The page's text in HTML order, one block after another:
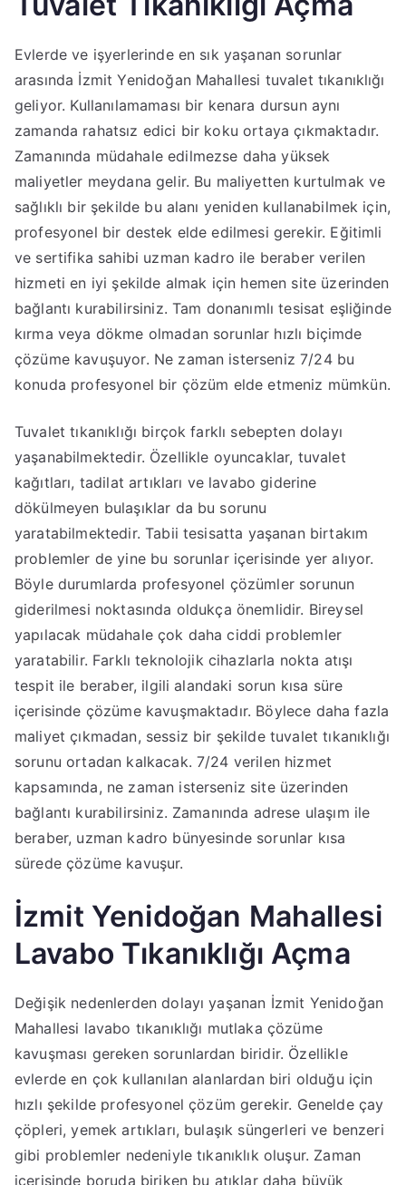
Evlerde ve işyerlerinde en sık yaşanan sorunlar
arasında İzmit Yenidoğan Mahallesi tuvalet tıkanıklığı
geliyor. Kullanılamaması bir kenara dursun aynı
zamanda rahatsız edici bir koku ortaya çıkmaktadır.
Zamanında müdahale edilmezse daha yüksek
maliyetler meydana gelir. Bu maliyetten kurtulmak ve
sağlıklı bir şekilde bu alanı yeniden kullanabilmek için,
profesyonel bir destek elde edilmesi gerekir. Eğitimli
ve sertifika sahibi uzman kadro ile beraber verilen
hizmeti en iyi şekilde almak için hemen site üzerinden
bağlantı kurabilirsiniz. Tam donanımlı tesisat eşliğinde
kırma veya dökme olmadan sorunlar hızlı biçimde
çözüme kavuşuyor. Ne zaman isterseniz 7/24 bu
konuda profesyonel bir çözüm elde etmeniz mümkün.
Tuvalet tıkanıklığı birçok farklı sebepten dolayı
yaşanabilmektedir. Özellikle oyuncaklar, tuvalet
kağıtları, tadilat artıkları ve lavabo giderine
dökülmeyen bulaşıklar da bu sorunu
yaratabilmektedir. Tabii tesisatta yaşanan birtakım
problemler de yine bu sorunlar içerisinde yer alıyor.
Böyle durumlarda profesyonel çözümler sorunun
giderilmesi noktasında oldukça önemlidir. Bireysel
yapılacak müdahale çok daha ciddi problemler
yaratabilir. Farklı teknolojik cihazlarla nokta atışı
tespit ile beraber, ilgili alandaki sorun kısa süre
içerisinde çözüme kavuşmaktadır. Böylece daha fazla
maliyet çıkmadan, sessiz bir şekilde tuvalet tıkanıklığı
sorunu ortadan kalkacak. 7/24 verilen hizmet
kapsamında, ne zaman isterseniz site üzerinden
bağlantı kurabilirsiniz. Zamanında adrese ulaşım ile
beraber, uzman kadro bünyesinde sorunlar kısa
sürede çözüme kavuşur.
İzmit Yenidoğan Mahallesi
Lavabo Tıkanıklığı Açma
Değişik nedenlerden dolayı yaşanan İzmit Yenidoğan
Mahallesi lavabo tıkanıklığı mutlaka çözüme
kavuşması gereken sorunlardan biridir. Özellikle
evlerde en çok kullanılan alanlardan biri olduğu için
hızlı şekilde profesyonel çözüm gerekir. Genelde çay
çöpleri, yemek artıkları, bulaşık süngerleri ve benzeri
gibi problemler nedeniyle tıkanıklık oluşur. Zaman
içerisinde boruda biriken bu atıklar daha büyük